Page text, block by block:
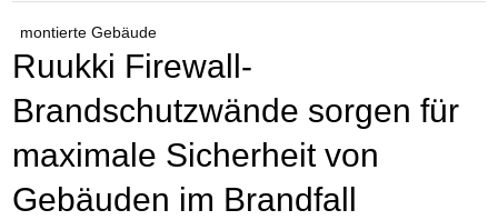
Ruukki Firewall-
Brandschutzwände sorgen für
maximale Sicherheit von
Gebäuden im Brandfall